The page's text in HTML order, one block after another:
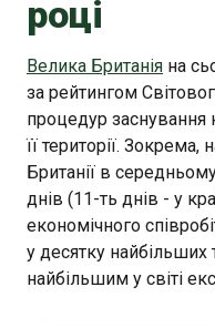
році
Велика Британія на
за рейтингом
процедур заснування
її території. Зокрема,
Британії в
днів (11-ть днів - у
економічного
у десятку найбільших
найбільшим у світі